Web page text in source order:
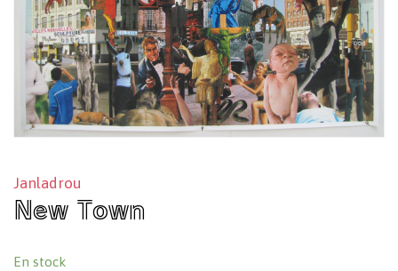
Janladrou
New Town
En stock